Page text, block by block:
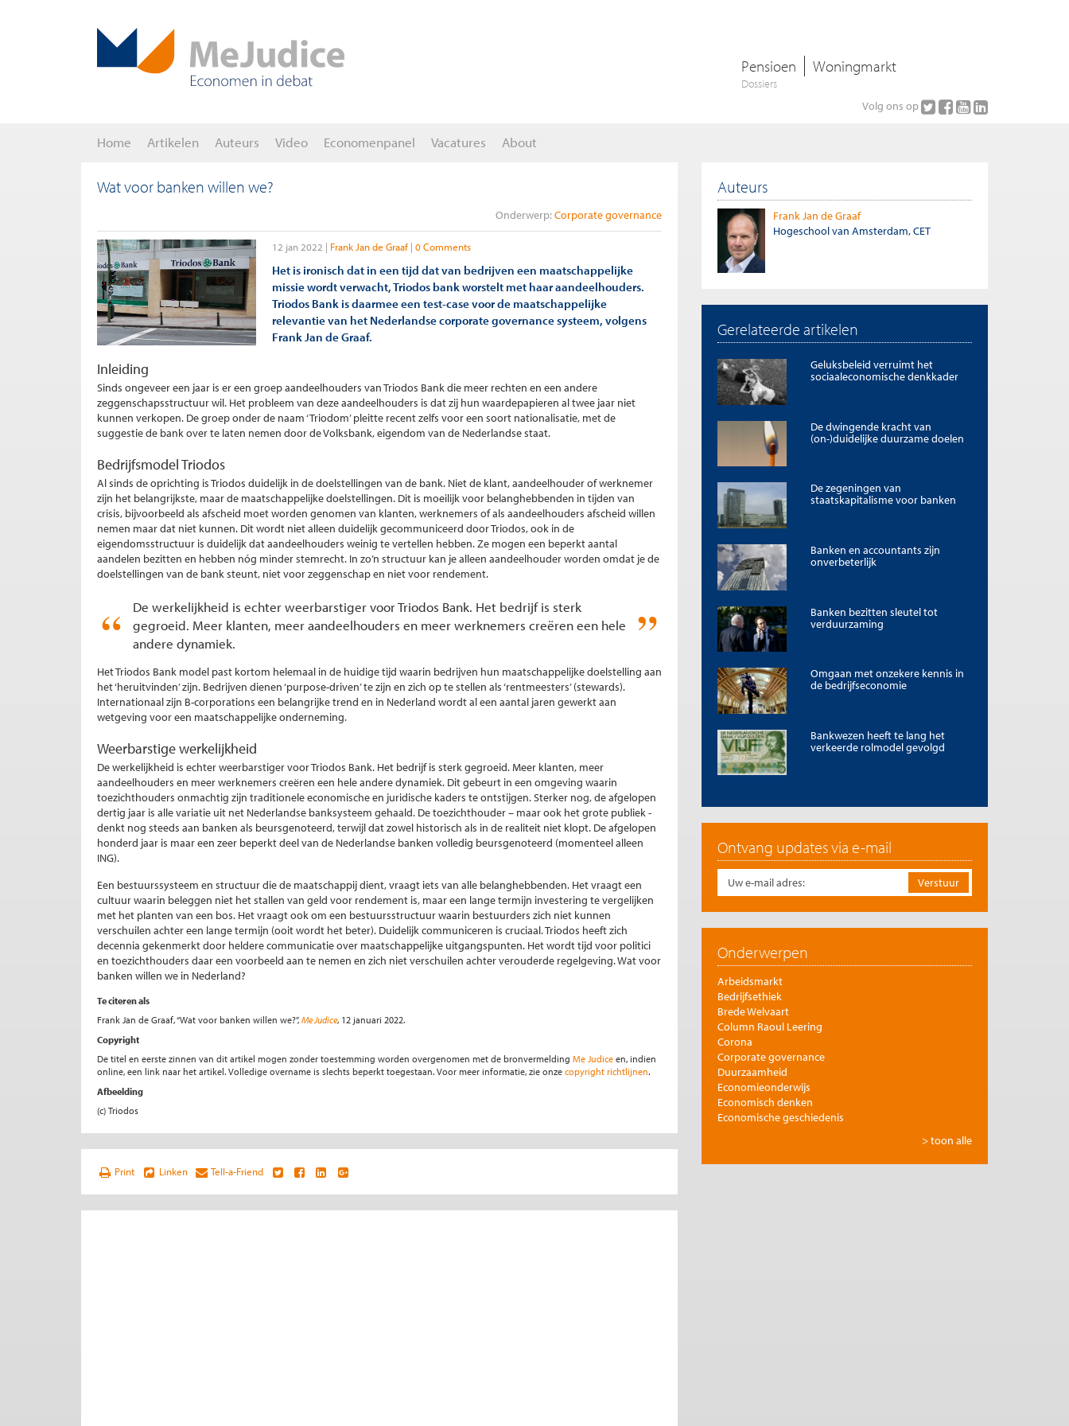
Pensioen Woningmarkt
Dossiers
Volg ons op
Home Artikelen Auteurs Video Economenpanel Vacatures About
Wat voor banken willen we?
Onderwerp: Corporate governance
12 jan 2022 Frank Jan de Graaf 0 Comments
Het is ironisch dat in een tijd dat van bedrijven een maatschappelijke
missie wordt verwacht, Triodos bank worstelt met haar aandeelhouders.
Triodos Bank is daarmee een test-case voor de maatschappelijke
relevantie van het Nederlandse corporate governance systeem, volgens
Frank Jan de Graaf.
Inleiding
Sinds ongeveer een jaar is er een groep aandeelhouders van Triodos Bank die meer rechten en een andere
zeggenschapsstructuur wil. Het probleem van deze aandeelhouders is dat zij hun waardepapieren al twee jaar niet
kunnen verkopen. De groep onder de naam ‘Triodom’ pleitte recent zelfs voor een soort nationalisatie, met de
suggestie de bank over te laten nemen door de Volksbank, eigendom van de Nederlandse staat.
Bedrijfsmodel Triodos
Al sinds de oprichting is Triodos duidelijk in de doelstellingen van de bank. Niet de klant, aandeelhouder of werknemer
zijn het belangrijkste, maar de maatschappelijke doelstellingen. Dit is moeilijk voor belanghebbenden in tijden van
crisis, bijvoorbeeld als afscheid moet worden genomen van klanten, werknemers of als aandeelhouders afscheid willen
nemen maar dat niet kunnen. Dit wordt niet alleen duidelijk gecommuniceerd door Triodos, ook in de
eigendomsstructuur is duidelijk dat aandeelhouders weinig te vertellen hebben. Ze mogen een beperkt aantal
aandelen bezitten en hebben nóg minder stemrecht. In zo’n structuur kan je alleen aandeelhouder worden omdat je de
doelstellingen van de bank steunt, niet voor zeggenschap en niet voor rendement.
De werkelijkheid is echter weerbarstiger voor Triodos Bank. Het bedrijf is sterk
gegroeid. Meer klanten, meer aandeelhouders en meer werknemers creëren een hele
andere dynamiek.
Het Triodos Bank model past kortom helemaal in de huidige tijd waarin bedrijven hun maatschappelijke doelstelling aan
het ‘heruitvinden’ zijn. Bedrijven dienen ‘purpose-driven’ te zijn en zich op te stellen als ‘rentmeesters’ (stewards).
Internationaal zijn B-corporations een belangrijke trend en in Nederland wordt al een aantal jaren gewerkt aan
wetgeving voor een maatschappelijke onderneming.
Weerbarstige werkelijkheid
De werkelijkheid is echter weerbarstiger voor Triodos Bank. Het bedrijf is sterk gegroeid. Meer klanten, meer
aandeelhouders en meer werknemers creëren een hele andere dynamiek. Dit gebeurt in een omgeving waarin
toezichthouders onmachtig zijn traditionele economische en juridische kaders te ontstijgen. Sterker nog, de afgelopen
dertig jaar is alle variatie uit net Nederlandse banksysteem gehaald. De toezichthouder – maar ook het grote publiek -
denkt nog steeds aan banken als beursgenoteerd, terwijl dat zowel historisch als in de realiteit niet klopt. De afgelopen
honderd jaar is maar een zeer beperkt deel van de Nederlandse banken volledig beursgenoteerd (momenteel alleen
ING).
Een bestuurssysteem en structuur die de maatschappij dient, vraagt iets van alle belanghebbenden. Het vraagt een
cultuur waarin beleggen niet het stallen van geld voor rendement is, maar een lange termijn investering te vergelijken
met het planten van een bos. Het vraagt ook om een bestuursstructuur waarin bestuurders zich niet kunnen
verschuilen achter een lange termijn (ooit wordt het beter). Duidelijk communiceren is cruciaal. Triodos heeft zich
decennia gekenmerkt door heldere communicatie over maatschappelijke uitgangspunten. Het wordt tijd voor politici
en toezichthouders daar een voorbeeld aan te nemen en zich niet verschuilen achter verouderde regelgeving. Wat voor
banken willen we in Nederland?
Te citeren als
Frank Jan de Graaf, “Wat voor banken willen we?”, Me Judice, 12 januari 2022.
Copyright
De titel en eerste zinnen van dit artikel mogen zonder toestemming worden overgenomen met de bronvermelding Me Judice en, indien
online, een link naar het artikel. Volledige overname is slechts beperkt toegestaan. Voor meer informatie, zie onze copyright richtlijnen.
Afbeelding
(c) Triodos
Print Linken Tell-a-Friend
Auteurs
Frank Jan de Graaf
Hogeschool van Amsterdam, CET
Gerelateerde artikelen
Geluksbeleid verruimt het
sociaaleconomische denkkader
De dwingende kracht van
(on-)duidelijke duurzame doelen
De zegeningen van
staatskapitalisme voor banken
Banken en accountants zijn
onverbeterlijk
Banken bezitten sleutel tot
verduurzaming
Omgaan met onzekere kennis in
de bedrijfseconomie
Bankwezen heeft te lang het
verkeerde rolmodel gevolgd
Ontvang updates via e-mail
Onderwerpen
Arbeidsmarkt
Bedrijfsethiek
Brede Welvaart
Column Raoul Leering
Corona
Corporate governance
Duurzaamheid
Economieonderwijs
Economisch denken
Economische geschiedenis
Filosofie en economie
> toon alle